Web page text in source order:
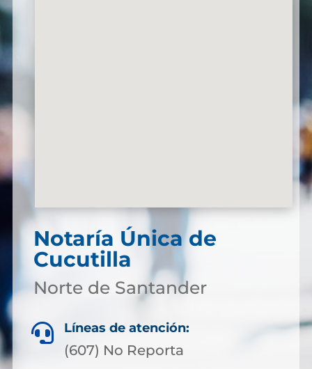
Notaría Única de
Cucutilla
Norte de Santander
 Líneas de atención:
(607) No Reporta